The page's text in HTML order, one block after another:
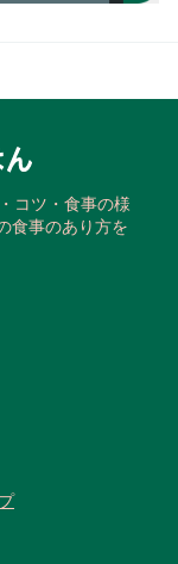
コツ・食事の様
食事のあり方を